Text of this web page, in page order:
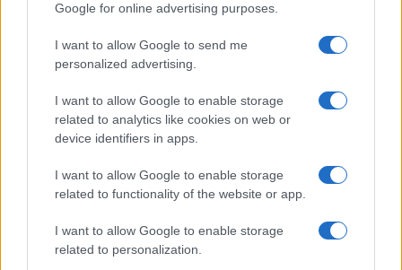
Google for online advertising purposes.
I want to allow Google to send me
personalized advertising.
I want to allow Google to enable storage
related to analytics like cookies on web or
device identifiers in apps.
I want to allow Google to enable storage
related to functionality of the website or app.
I want to allow Google to enable storage
related to personalization.
Descubre los consejos de los chefs para dominar la
cocina a la parrilla
María Vázquez · 3 Ago 2026
CHEFS